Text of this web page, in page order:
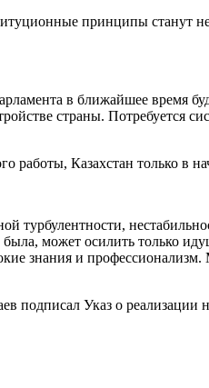
принципы станут
в ближайшее время
страны. Потребуется
работы, Казахстан только в
турбулентности,
может осилить только
знания и
подписал Указ о реализации